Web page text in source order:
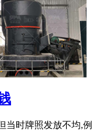
当时牌照发放不均,例